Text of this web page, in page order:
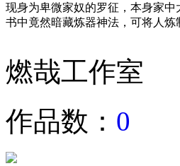
现身为卑微家奴的罗征，本身家
书中竟然暗藏炼器神法，可将人
燃哉工作室
作品数： 0